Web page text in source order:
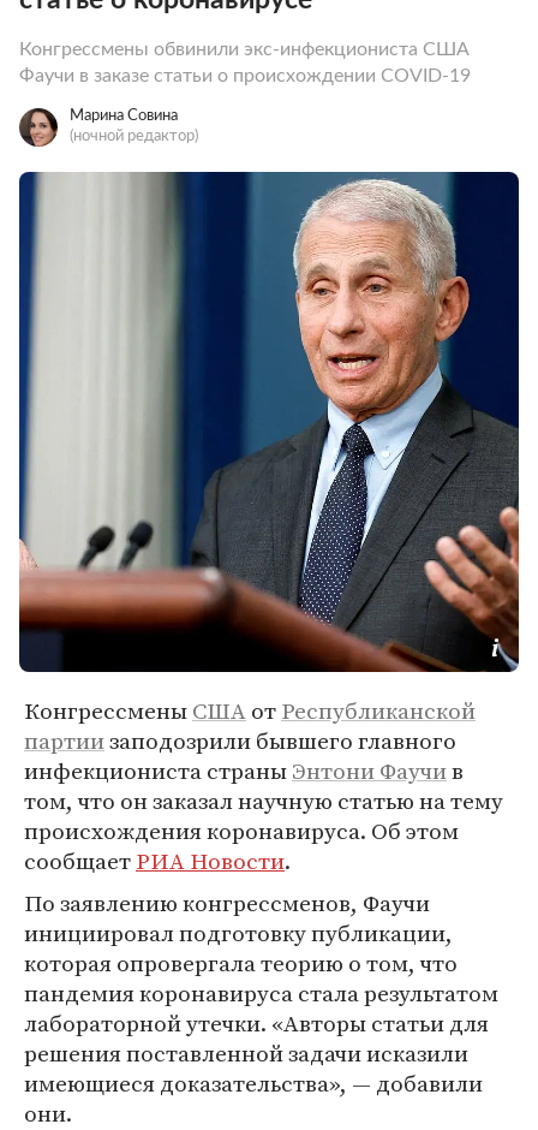
Конгрессмены обвинили экс-инфекциониста США
Фаучи в заказе статьи о происхождении COVID-19
Марина Совина
(ночной редактор)
КонгрессменыСШАотРеспубликанской
партиизаподозрили бывшего главного
инфекциониста страныЭнтони Фаучив
том, что он заказал научную статью на тему
происхождения коронавируса. Об этом
сообщаетРИА Новости.
По заявлению конгрессменов, Фаучи
инициировал подготовку публикации,
которая опровергала теорию о том, что
пандемия коронавируса стала результатом
лабораторной утечки. «Авторы статьи для
решения поставленной задачи исказили
имеющиеся доказательства», — добавили
они.